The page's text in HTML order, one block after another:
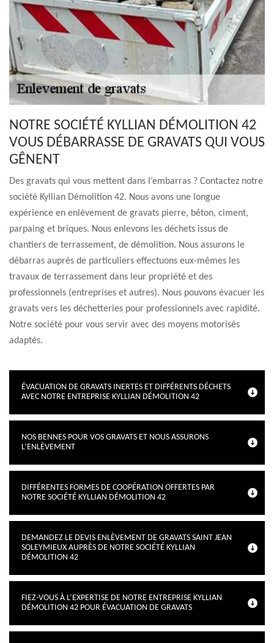
NOTRE SOCIÉTÉ KYLLIAN DÉMOLITION 42
VOUS DÉBARRASSE DE GRAVATS QUI VOUS
GÊNENT
Des gravats qui vous mettent dans l’embarras ? Contactez notre
société Kyllian Démolition 42. Nous avons une longue
expérience en enlèvement de gravats pierre, béton, ciment,
parpaing et briques. Nous enlevons les déchets issus de
chantiers de terrassement, de démolition. Nous assurons le
débarras auprès de particuliers effectuons eux-mêmes les
travaux de terrassement dans leur propriété et des
professionnels (entreprises et autres). Nous pouvons évacuer les
gravats vers les déchetteries pour professionnels avec rapidité.
Notre société pour vous servir avec des moyens motorisés
adaptés.
ÉVACUATION DE GRAVATS INERTES ET DIFFÉRENTS DÉCHETS
AVEC NOTRE ENTREPRISE KYLLIAN DÉMOLITION 42
NOS BENNES POUR VOS GRAVATS ET NOUS ASSURONS
L’ENLÈVEMENT
DIFFÉRENTES FORMES DE COOPÉRATION OFFERTES PAR
NOTRE SOCIÉTÉ KYLLIAN DÉMOLITION 42
DEMANDEZ LE DEVIS ENLÈVEMENT DE GRAVATS SAINT JEAN
SOLEYMIEUX AUPRÈS DE NOTRE SOCIÉTÉ KYLLIAN
DÉMOLITION 42
FIEZ-VOUS À L’EXPERTISE DE NOTRE ENTREPRISE KYLLIAN
DÉMOLITION 42 POUR ÉVACUATION DE GRAVATS